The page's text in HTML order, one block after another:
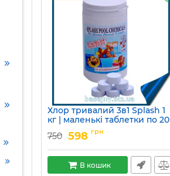
Хлор тривалий 3в1 Splash 1
кг | маленькі таблетки по 20
Артикул: 15049679
750 598 грн
В кошик